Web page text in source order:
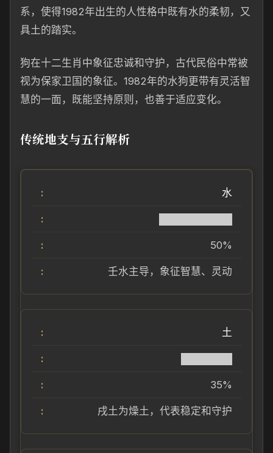
系，使得1982年出生的人性格中既有水的柔韧，又
具土的踏实。
狗在十二生肖中象征忠诚和守护，古代民俗中常被
视为保家卫国的象征。1982年的水狗更带有灵活智
慧的一面，既能坚持原则，也善于适应变化。
传统地支与五行解析
水
50%
壬水主导，象征智慧、灵动
土
35%
戌土为燥土，代表稳定和守护